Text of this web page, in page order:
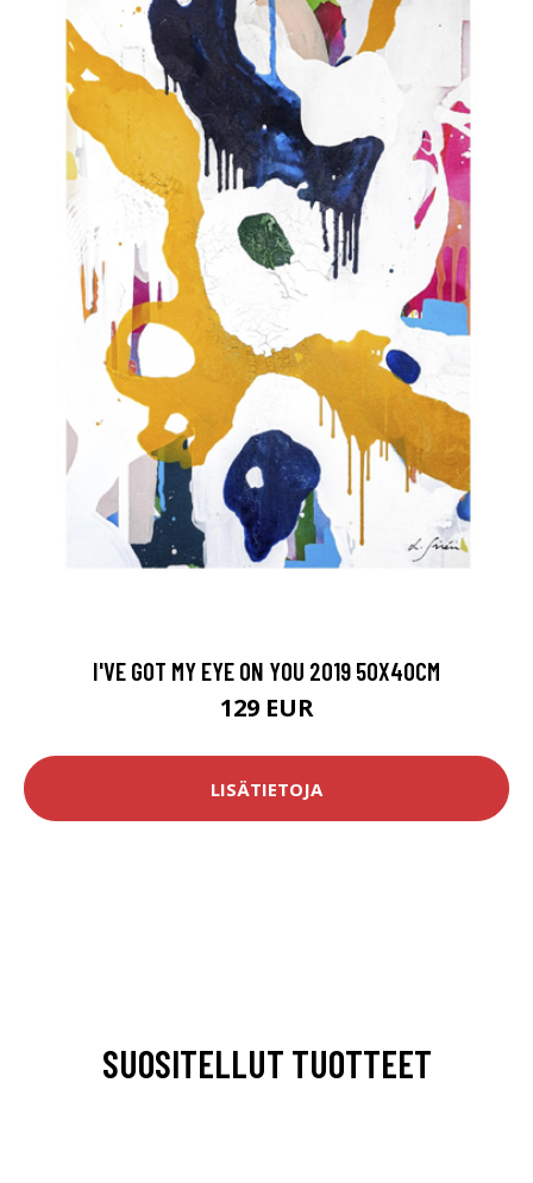
I'VE GOT MY EYE ON YOU 2019 50X40CM
129 EUR
LISÄTIETOJA
SUOSITELLUT TUOTTEET